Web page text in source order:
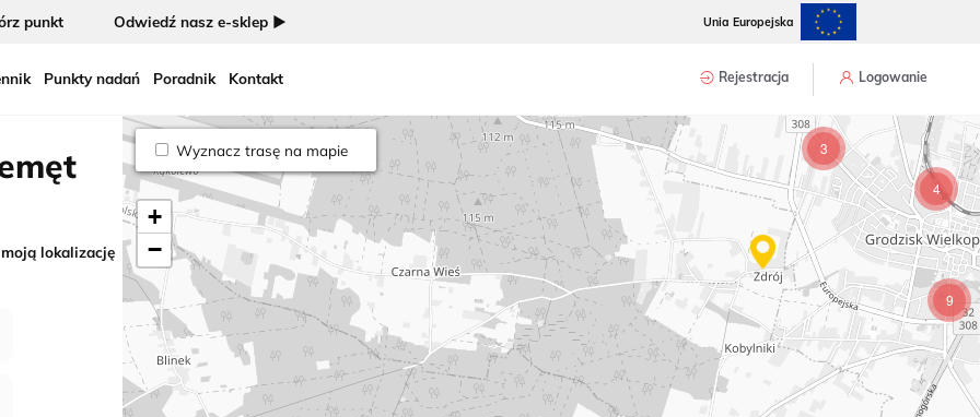
punkt Odwiedź nasz e-sklep ► Unia Europejska
Punkty nadań Poradnik Kontakt Rejestracja Logowanie
lokalizację
Wyznacz trasę na mapie 3
4
9
+
−